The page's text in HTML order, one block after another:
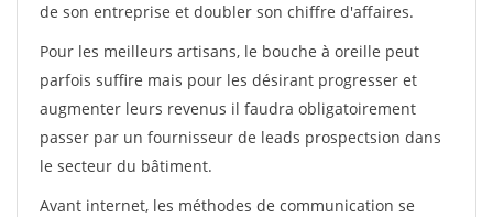
de son entreprise et doubler son chiffre d'affaires.
Pour les meilleurs artisans, le bouche à oreille peut
parfois suffire mais pour les désirant progresser et
augmenter leurs revenus il faudra obligatoirement
passer par un fournisseur de leads prospectsion dans
le secteur du bâtiment.
Avant internet, les méthodes de communication se